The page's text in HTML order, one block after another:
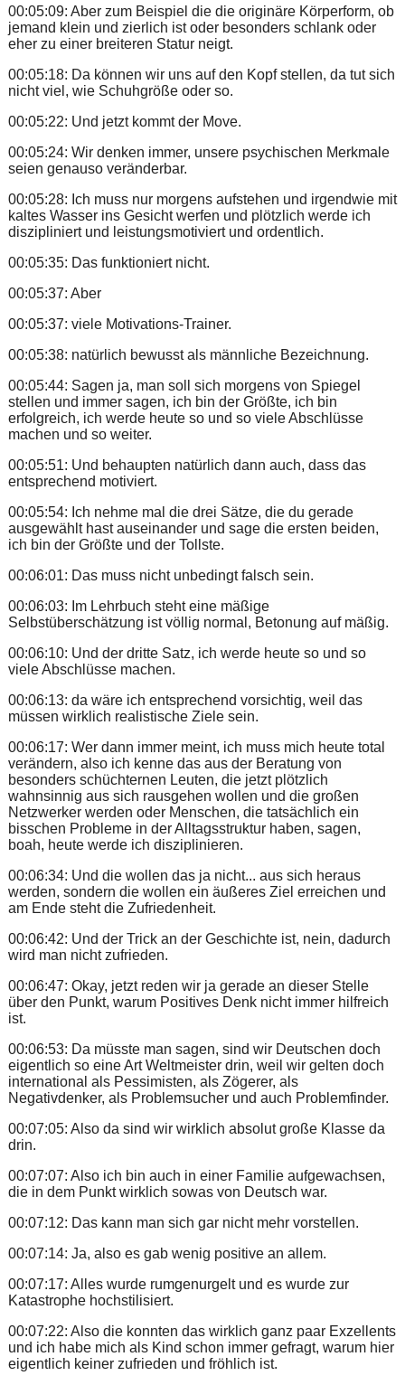
00:05:09: Aber zum Beispiel die die originäre Körperform, ob
jemand klein und zierlich ist oder besonders schlank oder
eher zu einer breiteren Statur neigt.
00:05:18: Da können wir uns auf den Kopf stellen, da tut sich
nicht viel, wie Schuhgröße oder so.
00:05:22: Und jetzt kommt der Move.
00:05:24: Wir denken immer, unsere psychischen Merkmale
seien genauso veränderbar.
00:05:28: Ich muss nur morgens aufstehen und irgendwie mit
kaltes Wasser ins Gesicht werfen und plötzlich werde ich
diszipliniert und leistungsmotiviert und ordentlich.
00:05:35: Das funktioniert nicht.
00:05:37: Aber
00:05:37: viele Motivations-Trainer.
00:05:38: natürlich bewusst als männliche Bezeichnung.
00:05:44: Sagen ja, man soll sich morgens von Spiegel
stellen und immer sagen, ich bin der Größte, ich bin
erfolgreich, ich werde heute so und so viele Abschlüsse
machen und so weiter.
00:05:51: Und behaupten natürlich dann auch, dass das
entsprechend motiviert.
00:05:54: Ich nehme mal die drei Sätze, die du gerade
ausgewählt hast auseinander und sage die ersten beiden,
ich bin der Größte und der Tollste.
00:06:01: Das muss nicht unbedingt falsch sein.
00:06:03: Im Lehrbuch steht eine mäßige
Selbstüberschätzung ist völlig normal, Betonung auf mäßig.
00:06:10: Und der dritte Satz, ich werde heute so und so
viele Abschlüsse machen.
00:06:13: da wäre ich entsprechend vorsichtig, weil das
müssen wirklich realistische Ziele sein.
00:06:17: Wer dann immer meint, ich muss mich heute total
verändern, also ich kenne das aus der Beratung von
besonders schüchternen Leuten, die jetzt plötzlich
wahnsinnig aus sich rausgehen wollen und die großen
Netzwerker werden oder Menschen, die tatsächlich ein
bisschen Probleme in der Alltagsstruktur haben, sagen,
boah, heute werde ich disziplinieren.
00:06:34: Und die wollen das ja nicht... aus sich heraus
werden, sondern die wollen ein äußeres Ziel erreichen und
am Ende steht die Zufriedenheit.
00:06:42: Und der Trick an der Geschichte ist, nein, dadurch
wird man nicht zufrieden.
00:06:47: Okay, jetzt reden wir ja gerade an dieser Stelle
über den Punkt, warum Positives Denk nicht immer hilfreich
ist.
00:06:53: Da müsste man sagen, sind wir Deutschen doch
eigentlich so eine Art Weltmeister drin, weil wir gelten doch
international als Pessimisten, als Zögerer, als
Negativdenker, als Problemsucher und auch Problemfinder.
00:07:05: Also da sind wir wirklich absolut große Klasse da
drin.
00:07:07: Also ich bin auch in einer Familie aufgewachsen,
die in dem Punkt wirklich sowas von Deutsch war.
00:07:12: Das kann man sich gar nicht mehr vorstellen.
00:07:14: Ja, also es gab wenig positive an allem.
00:07:17: Alles wurde rumgenurgelt und es wurde zur
Katastrophe hochstilisiert.
00:07:22: Also die konnten das wirklich ganz paar Exzellents
und ich habe mich als Kind schon immer gefragt, warum hier
eigentlich keiner zufrieden und fröhlich ist.